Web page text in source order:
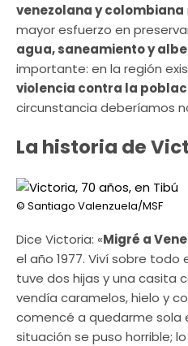
venezolana y colombiana
mayor esfuerzo en
agua, saneamiento y
importante: en la región
violencia contra la
circunstancia deberíamos
La historia de
© Santiago Valenzuela/MSF
Dice Victoria: «Migré a
el año 1977. Viví sobre todo
tuve dos hijas y una casita
vendía caramelos, hielo y
comencé a quedarme sola
situación se puso horrible;